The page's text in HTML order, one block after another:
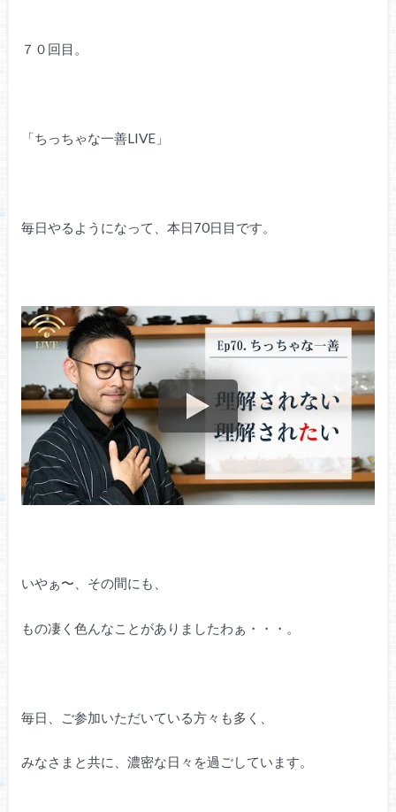
７０回目。
「ちっちゃな一善LIVE」
毎日やるようになって、本日70日目です。
いやぁ〜、その間にも、
もの凄く色んなことがありましたわぁ・・・。
毎日、ご参加いただいている方々も多く、
みなさまと共に、濃密な日々を過ごしています。